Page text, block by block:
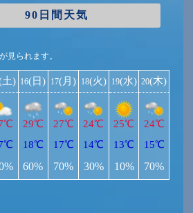
90日間天気
見られます。
土) 16(日)
29℃
18℃
60%
17(月)
27℃
17℃
70%
18(火)
24℃
14℃
30%
19(水)
25℃
13℃
10%
20(木)
24℃
15℃
70%